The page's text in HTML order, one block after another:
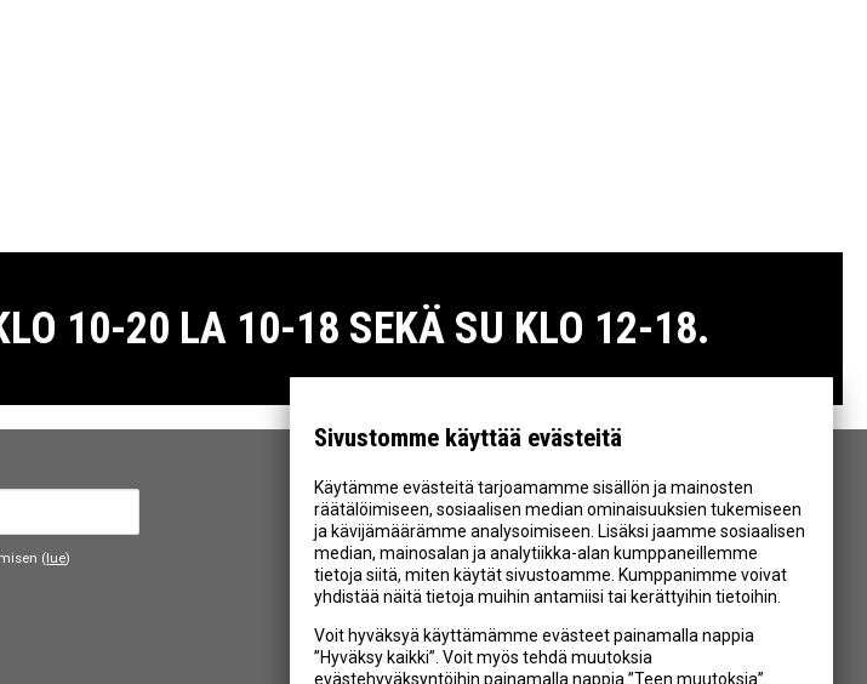
Sivustomme käyttää evästeitä
Käytämme evästeitä tarjoamamme sisällön ja mainosten
räätälöimiseen, sosiaalisen median ominaisuuksien tukemiseen
ja kävijämäärämme analysoimiseen. Lisäksi jaamme sosiaalisen
median, mainosalan ja analytiikka-alan kumppaneillemme
tietoja siitä, miten käytät sivustoamme. Kumppanimme voivat
yhdistää näitä tietoja muihin antamiisi tai kerättyihin tietoihin.
Voit hyväksyä käyttämämme evästeet painamalla nappia
”Hyväksy kaikki”. Voit myös tehdä muutoksia
evästehyväksyntöihin painamalla nappia ”Teen muutoksia”.
10-20 LA 10-18 SEKÄ SU KLO 12-18.
( lue)
SEURAA MEITÄ